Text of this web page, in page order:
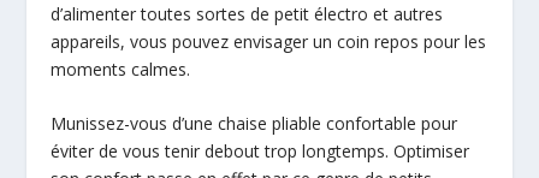
d’alimenter toutes sortes de petit électro et autres
appareils, vous pouvez envisager un coin repos pour les
moments calmes.
Munissez-vous d’une chaise pliable confortable pour
éviter de vous tenir debout trop longtemps. Optimiser